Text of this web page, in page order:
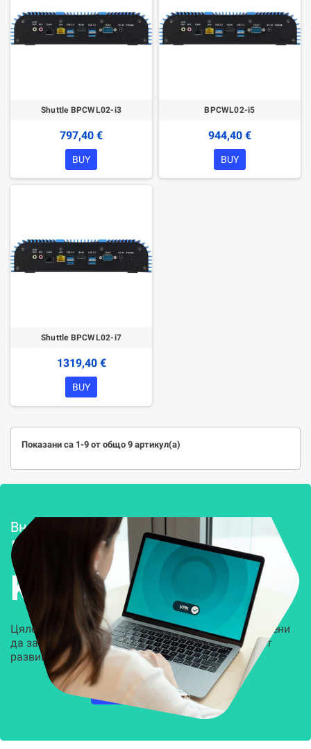
Shuttle BPCWL02-i3
797,40 €
BUY
BPCWL02-i5
944,40 €
BUY
Shuttle BPCWL02-i7
1319,40 €
BUY
Показани са 1-9 от общо 9 артикул(а)
Внедряване и поддръжка
Решения за
Kиберсигурност
Цялостни, задвижвани от AI решения, предназначени
да защитят всеки слой на вашата организация от
развиващите се киберзаплахи.
НАУЧЕТЕ ПОВЕЧЕ